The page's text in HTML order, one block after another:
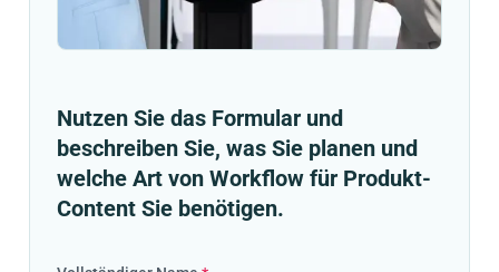
Nutzen Sie das Formular und
beschreiben Sie, was Sie planen und
welche Art von Workflow für Produkt-
Content Sie benötigen.